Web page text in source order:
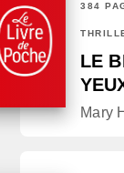
384
LE
Mary